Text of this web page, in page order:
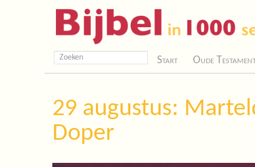
Start Oude
29 augustus:
Doper